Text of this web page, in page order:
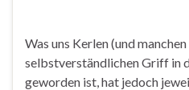
Was uns Kerlen (und
selbstverständlichen Griff in
geworden ist, hat jedoch